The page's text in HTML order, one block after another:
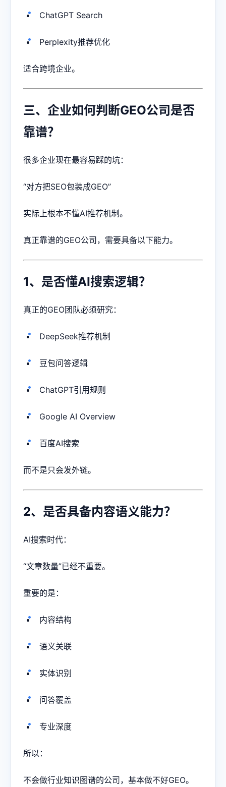
ChatGPT Search
Perplexity推荐优化
适合跨境企业。
三、企业如何判断GEO公司是否
靠谱？
很多企业现在最容易踩的坑：
“对方把SEO包装成GEO”
实际上根本不懂AI推荐机制。
真正靠谱的GEO公司，需要具备以下能力。
1、是否懂AI搜索逻辑？
真正的GEO团队必须研究：
DeepSeek推荐机制
豆包问答逻辑
ChatGPT引用规则
Google AI Overview
百度AI搜索
而不是只会发外链。
2、是否具备内容语义能力？
AI搜索时代：
“文章数量”已经不重要。
重要的是：
内容结构
语义关联
实体识别
问答覆盖
专业深度
所以：
不会做行业知识图谱的公司，基本做不好GEO。